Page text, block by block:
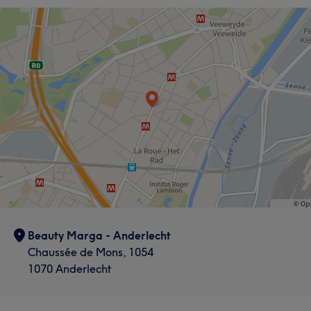
Wat onze klanten zeggen over Estheticienne
Getalenteerd Ervaren 9 Professioneel 8
Efficiënt 6
Wat onze klanten zeggen over Estheticienne
Getalenteerd 11 Professioneel Vakkundig 10
Ervaren 7
Gezicht Ontharen
Cosmetische Tandheelkunde
Beauty Marga - Anderlecht
Chaussée de Mons, 1054
1070 Anderlecht